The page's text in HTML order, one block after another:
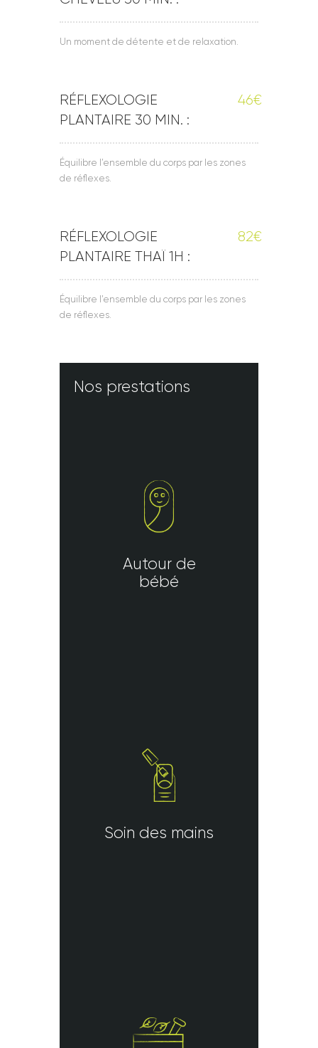
Un moment de détente et de relaxation.
RÉFLEXOLOGIE
PLANTAIRE 30 MIN. :
46€
Équilibre l’ensemble du corps par les zones
de réflexes.
RÉFLEXOLOGIE
PLANTAIRE THAÏ 1H :
82€
Équilibre l’ensemble du corps par les zones
de réflexes.
Nos prestations
Autour de
bébé
Soin des mains